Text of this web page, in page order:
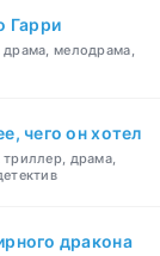
Гарри
мелодрама,
чего он хотел
драма,
дракона